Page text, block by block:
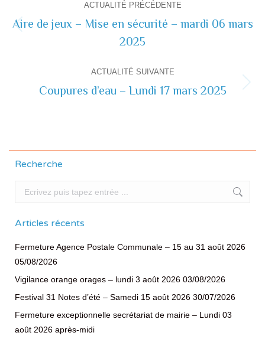
de
commentaire
ACTUALITÉ PRÉCÉDENTE
précédente
Aire de jeux – Mise en sécurité – mardi 06 mars
2025
ACTUALITÉ SUIVANTE
Actualité
Coupures d’eau – Lundi 17 mars 2025
Recherche
Recherche
Articles récents
Fermeture Agence Postale Communale – 15 au 31 août 2026
05/08/2026
Vigilance orange orages – lundi 3 août 2026 03/08/2026
Festival 31 Notes d’été – Samedi 15 août 2026 30/07/2026
Fermeture exceptionnelle secrétariat de mairie – Lundi 03
août 2026 après-midi